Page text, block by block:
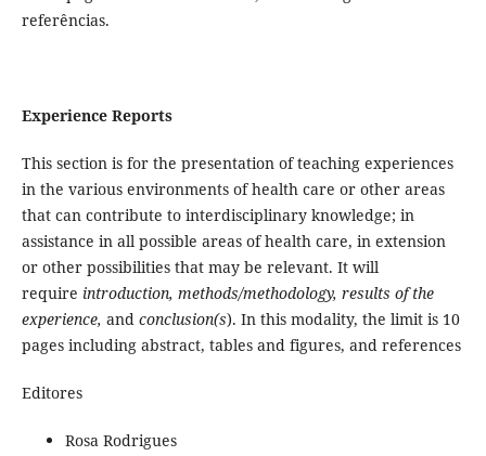
referências.
Experience Reports
This section is for the presentation of teaching experiences
in the various environments of health care or other areas
that can contribute to interdisciplinary knowledge; in
assistance in all possible areas of health care, in extension
or other possibilities that may be relevant. It will
require introduction, methods/methodology, results of the
experience, andconclusion(s). In this modality, the limit is 10
pages including abstract, tables and figures, and references
Editores
Rosa Rodrigues